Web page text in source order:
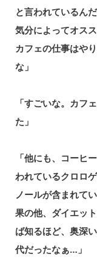
と言われているん
気分によってオス
カフェの仕事はや
な」
「すごいな。カフ
た」
「他にも、コーヒ
われているクロロ
ノールが含まれて
果の他、ダイエッ
ば知るほど、奥深
代だったなぁ…」